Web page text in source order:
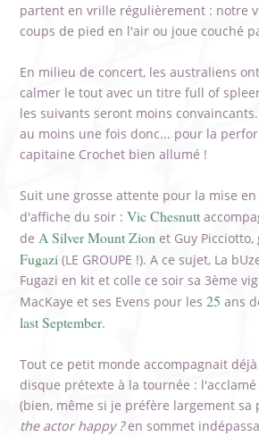
partent en vrille régulièrement : notre
coups de pied en l'air ou joue couché
En milieu de concert, les australiens
calmer le tout avec un titre full of
les suivants seront moins
au moins une fois donc... pour la
capitaine Crochet bien allumé !
Suit une grosse attente pour la mise
d'affiche du soir :Vic Chesnutt
deA Silver Mount Zion et Guy
Fugazi (LE GROUPE !). A ce sujet, La
Fugazi en kit et colle ce soir sa 3ème
MacKaye et ses Evens pour les25 ans
last September.
Tout ce petit monde accompagnait
disque prétexte à la tournée : l'acclamé
(bien, même si je préfère largement sa
the actor happy ?en sommet